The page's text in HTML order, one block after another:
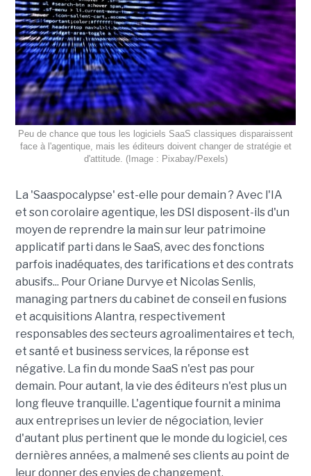
Peu de chance que tous les logiciels SaaS classiques disparaissent
face à l'agentique, mais les éditeurs doivent changer de stratégie et
d'attitude. (Image : Pixabay/Pexels)
La 'Saaspocalypse' est-elle pour demain ? Avec l'IA
et son corolaire agentique, les DSI disposent-ils d'un
moyen de reprendre la main sur leur patrimoine
applicatif parti dans le SaaS, avec des fonctions
parfois inadéquates, des tarifications et des contrats
abusifs... Pour Oriane Durvye et Nicolas Senlis,
managing partners du cabinet de conseil en fusions
et acquisitions Alantra, respectivement
responsables des secteurs agroalimentaires et tech,
et santé et business services, la réponse est
négative. La fin du monde SaaS n'est pas pour
demain. Pour autant, la vie des éditeurs n'est plus un
long fleuve tranquille. L'agentique fournit a minima
aux entreprises un levier de négociation, levier
d'autant plus pertinent que le monde du logiciel, ces
dernières années, a malmené ses clients au point de
leur donner des envies de changement.